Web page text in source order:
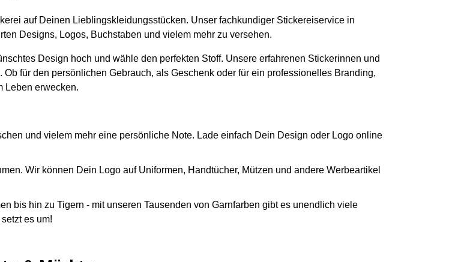
auf Deinen Lieblingskleidungsstücken. Unser fachkundiger Stickereiservice in
Designs, Logos, Buchstaben und vielem mehr zu versehen.
Design hoch und wähle den perfekten Stoff. Unsere erfahrenen Stickerinnen und
für den persönlichen Gebrauch, als Geschenk oder für ein professionelles Branding,
Leben erwecken.
und vielem mehr eine persönliche Note. Lade einfach Dein Design oder Logo online
Wir können Dein Logo auf Uniformen, Handtücher, Mützen und andere Werbeartikel
bis hin zu Tigern - mit unseren Tausenden von Garnfarben gibt es unendlich viele
es um!